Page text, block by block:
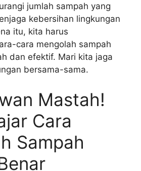
jumlah sampah yang
kebersihan lingkungan
itu, kita harus
cara mengolah sampah
dan efektif. Mari kita jaga
bersama-sama.
Mastah!
Cara
Sampah